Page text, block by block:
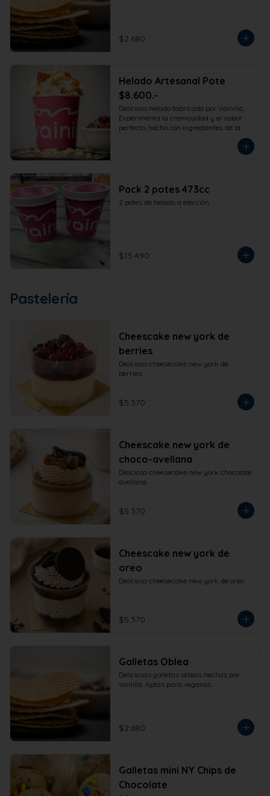
$2.680
Helado Artesanal Pote
$8.600.-
Delicioso helado fabricado por Vainilla,
Experimenta la cremosidad y el sabor
perfecto, hecho con ingredientes de la
más alta calidad para que disfrutes en
Pack 2 potes 473cc
2 potes de helado a elección
$15.490
Pastelería
Cheescake new york de
berries
Delicioso cheesecake new york de
berries.
$5.370
Cheescake new york de
choco-avellana
Delicioso cheesecake new york chocolate
avellana.
$5.370
Cheescake new york de
oreo
Delicioso cheesecake new york de oreo.
$5.370
Galletas Oblea
Deliciosas galletas obleas hechas por
vainilla. Aptas para veganos.
$2.680
Galletas mini NY Chips de
Chocolate